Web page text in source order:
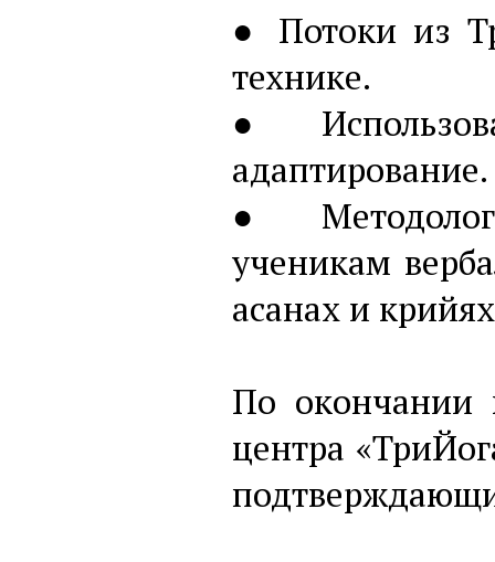
● Потоки из
технике.
●
адаптирование.
●
ученикам
асанах и
По окончании
центра